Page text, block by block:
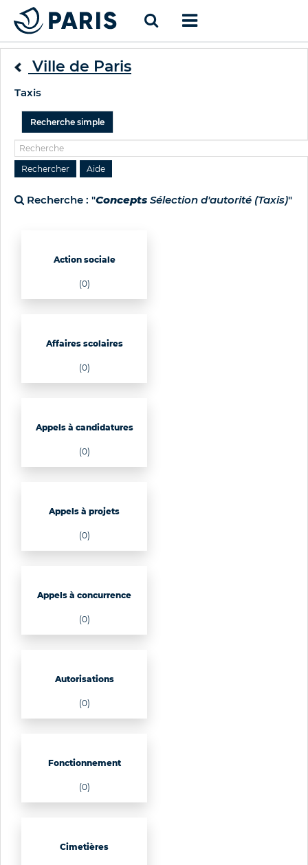
Ville de Paris
Taxis
Recherche simple
Recherche : "Concepts Sélection d'autorité (Taxis)"
Action sociale
(0)
Affaires scolaires
(0)
Appels à candidatures
(0)
Appels à projets
(0)
Appels à concurrence
(0)
Autorisations
(0)
Fonctionnement
(0)
Cimetières